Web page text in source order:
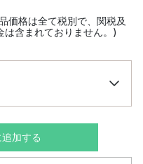
価格は全て税別で、関税及
は含まれておりません。)
加する